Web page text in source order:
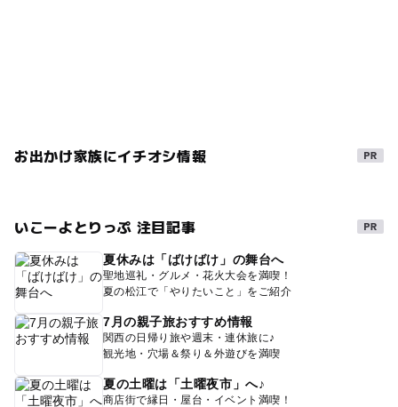
お出かけ家族にイチオシ情報
いこーよとりっぷ 注目記事
夏休みは「ばけばけ」の舞台へ
聖地巡礼・グルメ・花火大会を満喫！
夏の松江で「やりたいこと」をご紹介
7月の親子旅おすすめ情報
関西の日帰り旅や週末・連休旅に♪
観光地・穴場＆祭り＆外遊びを満喫
夏の土曜は「土曜夜市」へ♪
商店街で縁日・屋台・イベント満喫！